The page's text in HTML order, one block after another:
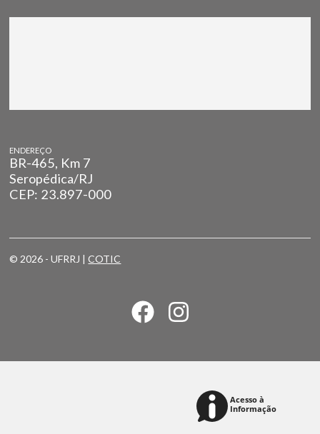
ENDEREÇO
BR-465, Km 7
Seropédica/RJ
CEP: 23.897-000
© 2026 - UFRRJ |COTIC